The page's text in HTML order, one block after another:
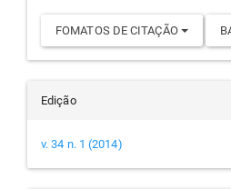
FOMATOS DE CITAÇÃO
Edição
v. 34 n. 1 (2014)